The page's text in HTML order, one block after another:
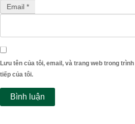
Email *
Lưu tên của tôi, email, và trang web trong
tiếp của tôi.